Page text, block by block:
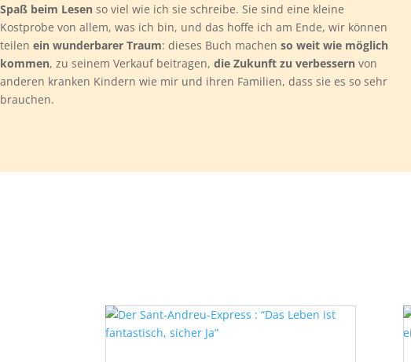
Spaß beim Lesen so viel wie ich sie schreibe. Sie sind eine kleine
Kostprobe von allem, was ich bin, und das hoffe ich am Ende, wir können
teilen ein wunderbarer Traum: dieses Buch machen so weit wie möglich
kommen, zu seinem Verkauf beitragen, die Zukunft zu verbessern von
anderen kranken Kindern wie mir und ihren Familien, dass sie es so sehr
brauchen.